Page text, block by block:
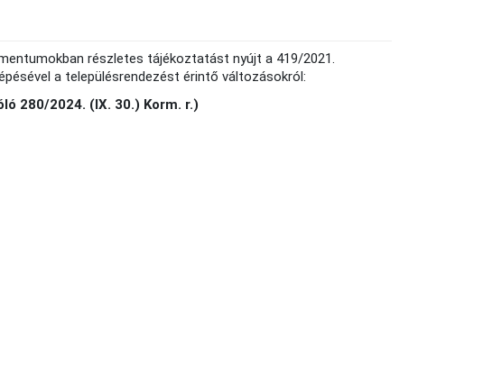
részletes tájékoztatást nyújt a 419/2021.
a településrendezést érintő változásokról:
280/2024. (IX. 30.) Korm. r.)